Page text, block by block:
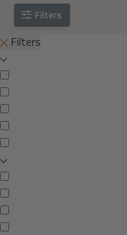
Filters
Filters